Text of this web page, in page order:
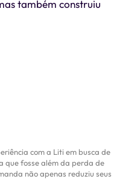
também construiu
com a Liti em busca de
que fosse além da perda de
não apenas reduziu seus